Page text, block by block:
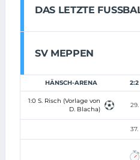
DAS LETZTE
SV MEPPEN
HÄNSCH-ARENA 2:2
1:0 S. Risch (Vorlage von
D. Blacha)
29.
37.